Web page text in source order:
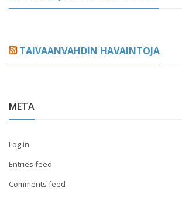
TAIVAANVAHDIN HAVAINTOJA
META
Log in
Entries feed
Comments feed